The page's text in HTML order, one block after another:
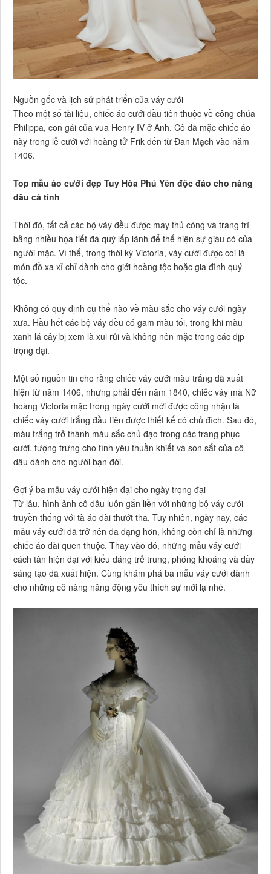
Nguồn gốc và lịch sử phát triển của váy cưới
Theo một số tài liệu, chiếc áo cưới đầu tiên thuộc về công chúa
Philippa, con gái của vua Henry IV ở Anh. Cô đã mặc chiếc áo
này trong lễ cưới với hoàng tử Frik đến từ Đan Mạch vào năm
1406.
Top mẫu áo cưới đẹp Tuy Hòa Phú Yên độc đáo cho nàng
dâu cá tính
Thời đó, tất cả các bộ váy đều được may thủ công và trang trí
bằng nhiều họa tiết đá quý lấp lánh để thể hiện sự giàu có của
người mặc. Vì thế, trong thời kỳ Victoria, váy cưới được coi là
món đồ xa xỉ chỉ dành cho giới hoàng tộc hoặc gia đình quý
tộc.
Không có quy định cụ thể nào về màu sắc cho váy cưới ngày
xưa. Hầu hết các bộ váy đều có gam màu tối, trong khi màu
xanh lá cây bị xem là xui rủi và không nên mặc trong các dịp
trọng đại.
Một số nguồn tin cho rằng chiếc váy cưới màu trắng đã xuất
hiện từ năm 1406, nhưng phải đến năm 1840, chiếc váy mà Nữ
hoàng Victoria mặc trong ngày cưới mới được công nhận là
chiếc váy cưới trắng đầu tiên được thiết kế có chủ đích. Sau đó,
màu trắng trở thành màu sắc chủ đạo trong các trang phục
cưới, tượng trưng cho tình yêu thuần khiết và son sắt của cô
dâu dành cho người bạn đời.
Gợi ý ba mẫu váy cưới hiện đại cho ngày trọng đại
Từ lâu, hình ảnh cô dâu luôn gắn liền với những bộ váy cưới
truyền thống với tà áo dài thướt tha. Tuy nhiên, ngày nay, các
mẫu váy cưới đã trở nên đa dạng hơn, không còn chỉ là những
chiếc áo dài quen thuộc. Thay vào đó, những mẫu váy cưới
cách tân hiện đại với kiểu dáng trẻ trung, phóng khoáng và đầy
sáng tạo đã xuất hiện. Cùng khám phá ba mẫu váy cưới dành
cho những cô nàng năng động yêu thích sự mới lạ nhé.